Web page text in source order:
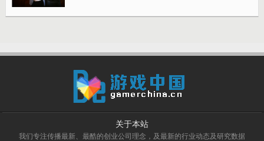
关于本站
我们专注传播最新、最酷的创业公司理念，及最新的行业动态及研究数据